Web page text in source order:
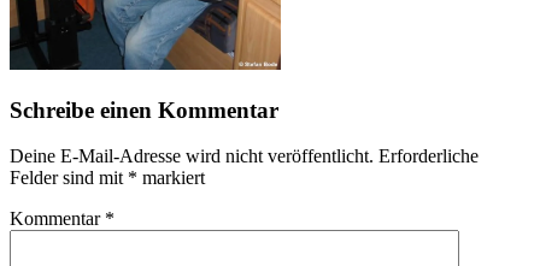
Schreibe einen Kommentar
Deine E-Mail-Adresse wird nicht veröffentlicht. Erforderliche
Felder sind mit * markiert
Kommentar *